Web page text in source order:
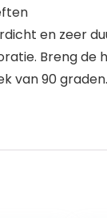
en zeer
Breng
van 90